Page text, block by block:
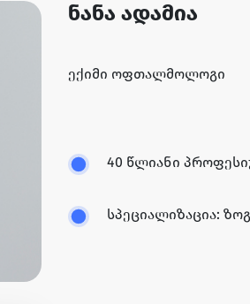
ნანა ადამია
ექიმი ოფთალმოლოგი
40 წლიანი
სპეციალიზაცია: